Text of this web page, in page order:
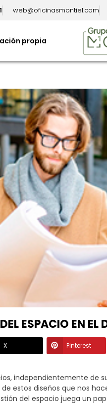
web@oficinasmontiel.com
propia
ESPACIO EN EL
X Pinterest
independientemente de
estos diseños que nos
del espacio juega un